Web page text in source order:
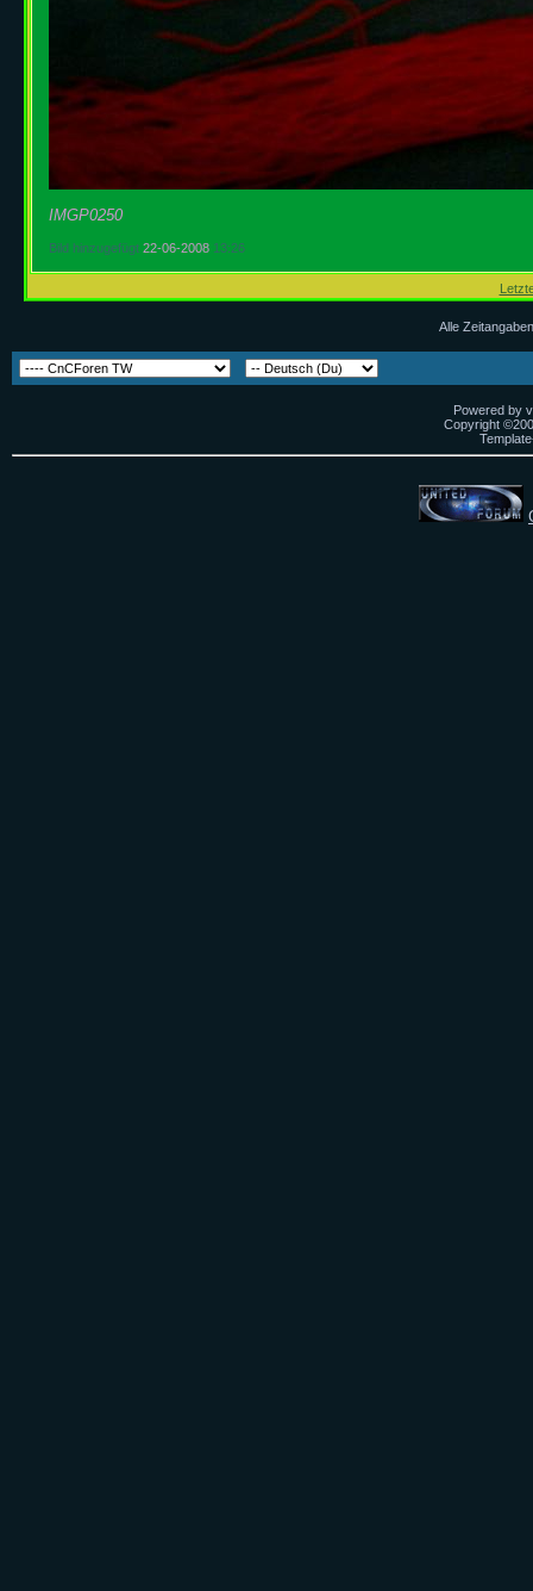
IMGP0250
Bild hinzugefügt 22-06-2008 13:26
Alle
Powered by
Copyright